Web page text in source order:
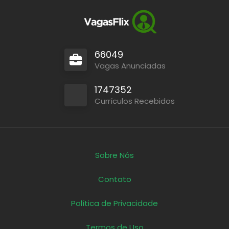
66049
Vagas Anunciadas
1747352
Currículos Recebidos
Sobre Nós
Contato
Política de Privacidade